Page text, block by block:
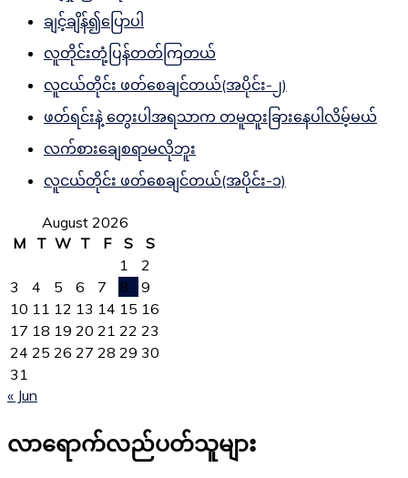
ချင့်ချိန်၍ပြောပါ
လူတိုင်းတုံ့ပြန်တတ်ကြတယ်
လူငယ်တိုင်း ဖတ်စေချင်တယ်(အပိုင်း-၂)
ဖတ်ရင်းနဲ့ တွေးပါအရသာက တမူထူးခြားနေပါလိမ့်မယ်
လက်စားချေစရာမလိုဘူး
လူငယ်တိုင်း ဖတ်စေချင်တယ်(အပိုင်း-၁)
August 2026
M
T W T F S
S
1
2
3
4 5 6 7 8
9
10 11 12 13 14 15 16
17 18 19 20 21 22 23
24 25 26 27 28 29 30
31
« Jun
လာရောက်လည်ပတ်သူများ